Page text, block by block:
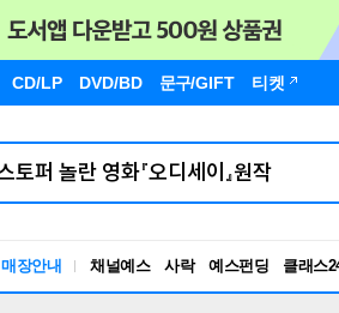
CD/LP DVD/BD 문구/GIFT 티켓
매장안내 채널예스 사락 예스펀딩 클래스